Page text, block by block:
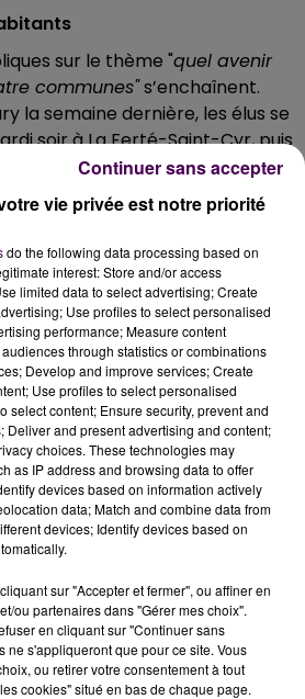
sur le thème "quel avenir
communes"s’enchaînent.
la semaine dernière, les élus se
soir à La Ferté-Saint-Cyr, puis
à 20h à la salle des fêtes.
d’associer la population aux
de dissiper les éventuels
vrai que beaucoup de rumeurs
sur la fiscalité qui
proportions importantes...
la commune nouvelle
une notion qui aura
positif en termes de dotations.
disparaître ? Y aura-t-il encore
? Est-ce que la grosse
les petites ? Des questions
répondre avant de prendre
avant la fin octobre pour une
2019 ! C’est en effet l’ultime
différer le projet après les
"De toute façon, nous n’irons
assure Christian Lalleron.
vie privée est notre priorité
do the following data processing based on
interest: Store and/or access
limited data to select advertising; Create
Use profiles to select personalised
performance; Measure content
through statistics or combinations
Develop and improve services; Create
Use profiles to select personalised
select content; Ensure security, prevent and
Deliver and present advertising and content;
choices. These technologies may
as IP address and browsing data to offer
devices based on information actively
data; Match and combine data from
devices; Identify devices based on
sur "Accepter et fermer", ou affiner en
ou partenaires dans "Gérer mes choix".
en cliquant sur "Continuer sans
ne s'appliqueront que pour ce site. Vous
ou retirer votre consentement à tout
cookies" situé en bas de chaque page.
Continuer sans accepter